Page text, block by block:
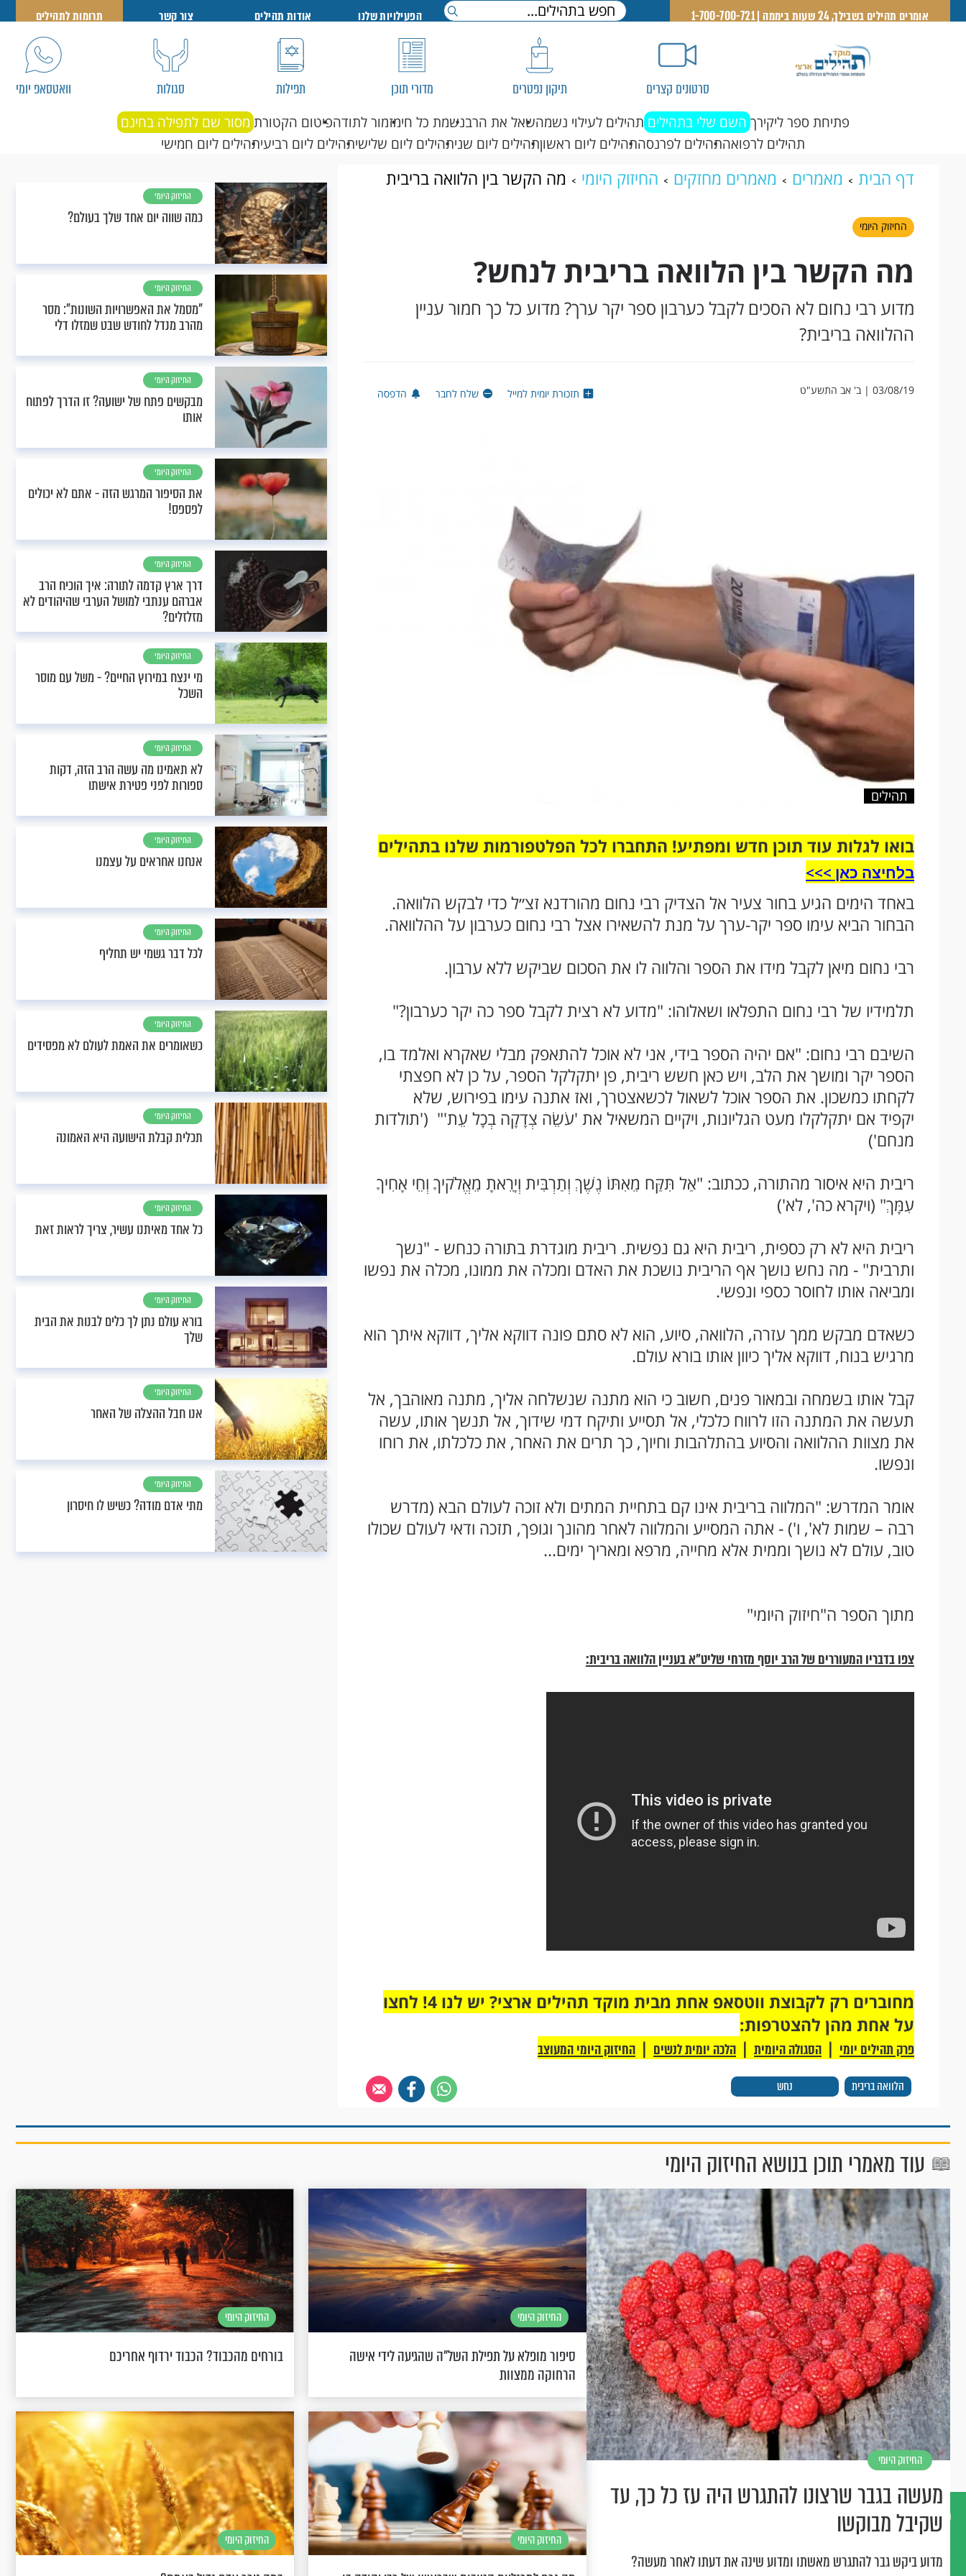
איתנו
אומרים תהילים בשבילך, 24 שעות ביממה | 1-700-700-721 הפעילויות שלנו אודות תהילים צור קשר תרומות לתהילים
סרטונים קצרים תיקון נפטרים מדורי תוכן תפילות סגולות וואטסאפ יומי
פתיחת ספר ליקירך השם שלי בתהילים תהילים לעילוי נשמהשאל את הרבנשמת כל חימזמור לתודהפיטום הקטורת מסור שם לתפילה בחינם
תהילים לרפואהתהילים לפרנסהתהילים ליום ראשוןתהילים ליום שניתהילים ליום שלישיתהילים ליום רביעיתהילים ליום חמישי
דף הבית מאמרים מאמרים מחזקים החיזוק היומי
מה הקשר בין הלוואה בריבית
לנחש?
החיזוק היומי
מה הקשר בין הלוואה בריבית לנחש?
מדוע רבי נחום לא הסכים לקבל כערבון ספר יקר ערך? מדוע כל כך חמור עניין
ההלוואה בריבית?
03/08/19 | ב' אב התשע"ט תזכורת יומית למייל שלח לחבר הדפסה
תהילים
בואו לגלות עוד תוכן חדש ומפתיע! התחברו לכל הפלטפורמות שלנו בתהילים
בלחיצה כאן >>>​
באחד הימים הגיע בחור צעיר אל הצדיק רבי נחום מהורדנא זצ״ל כדי לבקש הלוואה.
הבחור הביא עימו ספר יקר-ערך על מנת להשאירו אצל רבי נחום כערבון על ההלוואה.
רבי נחום מיאן לקבל מידו את הספר והלווה לו את הסכום שביקש ללא ערבון.
תלמידיו של רבי נחום התפלאו ושאלוהו: "מדוע לא רצית לקבל ספר כה יקר כערבון?"
השיבם רבי נחום: "אם יהיה הספר בידי, אני לא אוכל להתאפק מבלי שאקרא ואלמד בו,
הספר יקר ומושך את הלב, ויש כאן חשש ריבית, פן יתקלקל הספר, על כן לא חפצתי
לקחתו כמשכון. את הספר אוכל לשאול לכשאצטרך, ואז אתנה עימו בפירוש, שלא
יקפיד אם יתקלקלו מעט הגליונות, ויקיים המשאיל את 'עֹשֵׂה צְדָקָה בְכָל עֵת'" ('תולדות
מנחם')
ריבית היא איסור מהתורה, ככתוב: "אַל תִּקַּח מֵאִתּוֹ נֶשֶׁךְ וְתַרְבִּית וְיָרֵאתָ מֵאֱלֹקיךָ וְחֵי אָחִיךָ
עִמָּךְ" (ויקרא כה', לא')
ריבית היא לא רק כספית, ריבית היא גם נפשית. ריבית מוגדרת בתורה כנחש - "נשך
ותרבית" - מה נחש נושך אף הריבית נושכת את האדם ומכלה את ממונו, מכלה את נפשו
ומביאה אותו לחוסר כספי ונפשי.
כשאדם מבקש ממך עזרה, הלוואה, סיוע, הוא לא סתם פונה דווקא אליך, דווקא איתך הוא
מרגיש בנוח, דווקא אליך כיוון אותו בורא עולם.
קבל אותו בשמחה ובמאור פנים, חשוב כי הוא מתנה שנשלחה אליך, מתנה מאוהבך, אל
תעשה את המתנה הזו לרווח כלכלי, אל תסייע ותיקח דמי שידוך, אל תנשך אותו, עשה
את מצוות ההלוואה והסיוע בהתלהבות וחיוך, כך תרים את האחר, את כלכלתו, את רוחו
ונפשו.
אומר המדרש: "המלווה בריבית אינו קם בתחיית המתים ולא זוכה לעולם הבא (מדרש
רבה – שמות לא', ו') - אתה המסייע והמלווה לאחר מהונך וגופך, תזכה ודאי לעולם שכולו
טוב, עולם לא נושך וממית אלא מחייה, מרפא ומאריך ימים...
מתוך הספר ה"חיזוק היומי"
צפו בדבריו המעוררים של הרב יוסף מזרחי שליט"א בעניין הלוואה בריבית:
הלוואה בריבית נחש
מחוברים רק לקבוצת ווטסאפ אחת מבית מוקד תהילים ארצי? יש לנו 4! לחצו
על אחת מהן להצטרפות:
פרק תהילים יומי | הסגולה היומית | הלכה יומית לנשים | החיזוק היומי המעוצב
החיזוק היומי
כמה שווה יום אחד שלך בעולם?
החיזוק היומי
"מסמל את האפשרויות השונות": מסר
מהרב מנדל לחודש שבט שמזלו דלי
החיזוק היומי
מבקשים פתח של ישועה? זו הדרך לפתוח
אותו
החיזוק היומי
את הסיפור המרגש הזה - אתם לא יכולים
לפספס!
החיזוק היומי
דרך ארץ קדמה לתורה: איך הוכיח הרב
אברהם ענתבי למושל הערבי שהיהודים לא
מזלזלים?
החיזוק היומי
מי ינצח במירוץ החיים? - משל עם מוסר
השכל
החיזוק היומי
לא תאמינו מה עשה הרב הזה, דקות
ספורות לפני פטירת אישתו
החיזוק היומי
אנחנו אחראים על עצמנו
החיזוק היומי
לכל דבר גשמי יש תחליף
החיזוק היומי
כשאומרים את האמת לעולם לא מפסידים
החיזוק היומי
תכלית קבלת הישועה היא האמונה
החיזוק היומי
כל אחד מאיתנו עשיר, צריך לראות זאת
החיזוק היומי
בורא עולם נתן לך כלים לבנות את הבית
שלך
החיזוק היומי
אנו חבל ההצלה של האחר
החיזוק היומי
מתי אדם מודה? כשיש לו חיסרון
עוד מאמרי תוכן בנושא החיזוק היומי
החיזוק היומי
מעשה בגבר שרצונו להתגרש היה עז כל כך, עד
שקיבל מבוקשו
מדוע ביקש גבר להתגרש מאשתו ומדוע שינה את דעתו לאחר מעשה?
החיזוק היומי
סיפור מופלא על תפילת השל"ה שהגיעה לידי אישה
הרחוקה ממצוות
החיזוק היומי
בורחים מהכבוד? הכבוד ירדוף אחריכם
החיזוק היומי החיזוק היומי